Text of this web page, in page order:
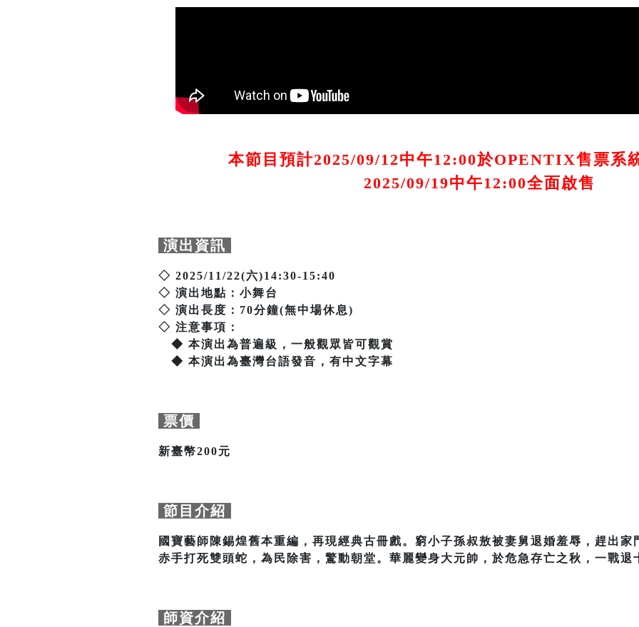
本節目預計2025/09/12中午12:00於OPENTIX售票系
2025/09/19中午12:00全面啟售
演出資訊
◇ 2025/11/22(六)14:30-15:40
◇ 演出地點：小舞台
◇ 演出長度：70分鐘(無中場休息)
◇ 注意事項：
◆ 本演出為普遍級，一般觀眾皆可觀賞
◆ 本演出為臺灣台語發音，有中文字幕
票價
新臺幣200元
節目介紹
國寶藝師陳錫煌舊本重編，再現經典古冊戲。窮小子孫叔敖被妻舅退婚羞辱，趕出家
赤手打死雙頭蛇，為民除害，驚動朝堂。華麗變身大元帥，於危急存亡之秋，一戰退
師資介紹